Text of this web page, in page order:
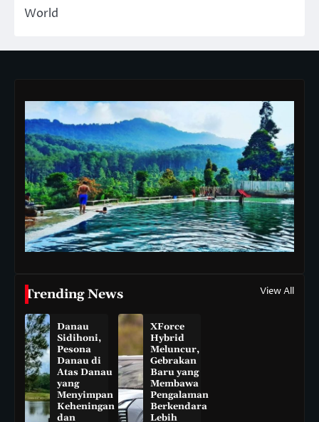
World
Trending News View All
Danau
Sidihoni,
Pesona
Danau di
Atas Danau
yang
Menyimpan
Keheningan
dan
XForce
Hybrid
Meluncur,
Gebrakan
Baru yang
Membawa
Pengalaman
Berkendara
Lebih